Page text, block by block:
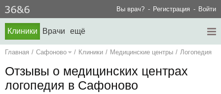
Вы врач? Регистрация Войти
Клиники Врачи ещё
Главная / Сафоново / Клиники / Медицинские центры / Логопедия
Отзывы о медицинских центрах
логопедия в Сафоново